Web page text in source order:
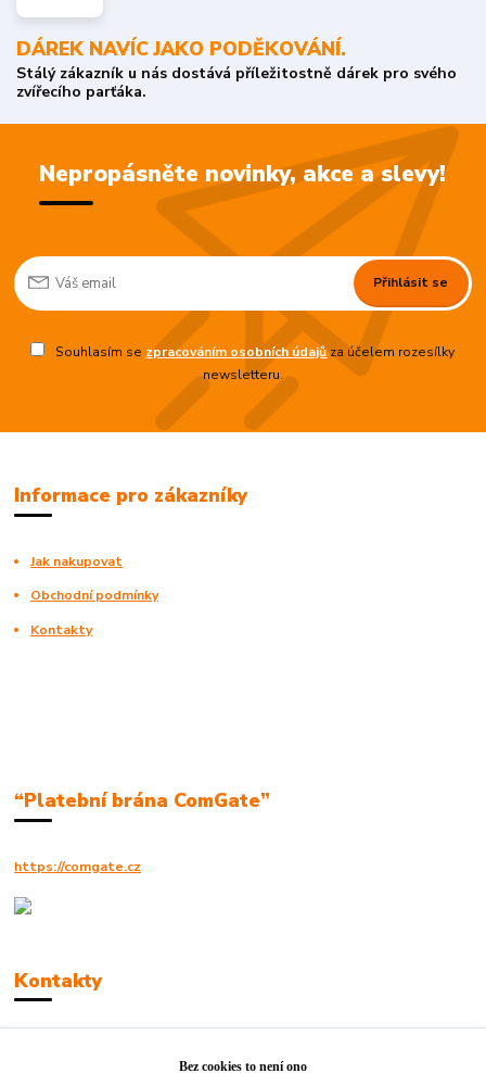
DÁREK NAVÍC JAKO PODĚKOVÁNÍ.
Stálý zákazník u nás dostává příležitostně dárek pro svého
zvířecího parťáka.
Nepropásněte novinky, akce a slevy!
Přihlásit se
Souhlasím se zpracováním osobních údajůza účelem rozesílky
newsletteru.
Informace pro zákazníky
Jak nakupovat
Obchodní podmínky
Kontakty
“Platební brána ComGate”
https://comgate.cz
Kontakty
Bez cookies to není ono